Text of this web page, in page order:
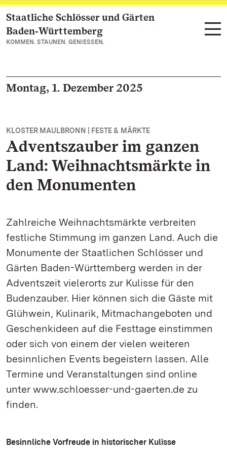
Zum Hauptinhalt springen
Staatliche Schlösser und Gärten
Baden‑Württemberg
KOMMEN. STAUNEN. GENIESSEN.
Montag, 1. Dezember 2025
KLOSTER MAULBRONN | FESTE & MÄRKTE
Adventszauber im ganzen
Land: Weihnachtsmärkte in
den Monumenten
Zahlreiche Weihnachtsmärkte verbreiten
festliche Stimmung im ganzen Land. Auch die
Monumente der Staatlichen Schlösser und
Gärten Baden-Württemberg werden in der
Adventszeit vielerorts zur Kulisse für den
Budenzauber. Hier können sich die Gäste mit
Glühwein, Kulinarik, Mitmachangeboten und
Geschenkideen auf die Festtage einstimmen
oder sich von einem der vielen weiteren
besinnlichen Events begeistern lassen. Alle
Termine und Veranstaltungen sind online
unter www.schloesser-und-gaerten.de zu
finden.
Besinnliche Vorfreude in historischer Kulisse